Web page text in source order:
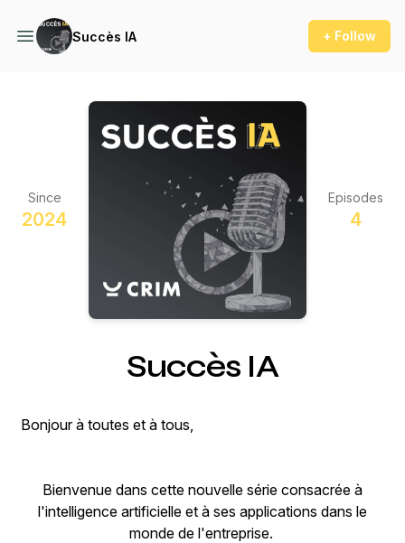
Succès IA + Follow
Since
2024
Episodes
4
Succès IA
Bonjour à toutes et à tous,
Bienvenue dans cette nouvelle série consacrée à
l'intelligence artificielle et à ses applications dans le
monde de l'entreprise.